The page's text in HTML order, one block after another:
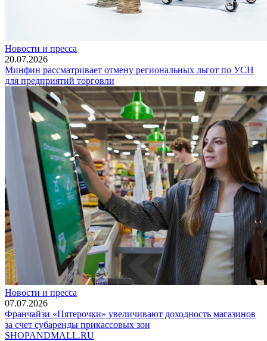
Новости и пресса
20.07.2026
Минфин рассматривает отмену региональных льгот по УСН
для предприятий торговли
Новости и пресса
07.07.2026
Франчайзи «Пятерочки» увеличивают доходность магазинов
за счет субаренды прикассовых зон
SHOPANDMALL.RU